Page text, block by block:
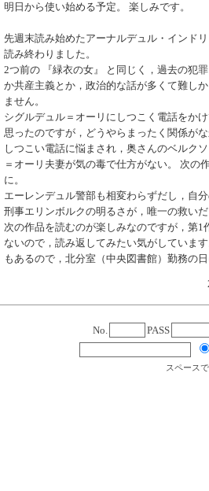
明日から使い始める予定。 楽しみです。
先週末読み始めたアーナルデュル・インド
読み終わりました。
2つ前の 『緑衣の女』 と同じく，過去の犯
か共産主義とか，政治的な話が多くて難し
ません。
シグルデュル＝オーリにしつこく電話をか
思ったのですが，どうやらまったく関係が
しつこい電話に悩まされ，奥さんのベルク
＝オーリ夫妻が気の毒で仕方がない。 次の
に。
エーレンデュル警部も相変わらずだし，自
刑事エリンボルクの明るさが，唯一の救いだ
次の作品を読むのが楽しみなのですが，第1
ないので，読み返してみたい気がしていま
もあるので，北分室（中央図書館）勤務の
No. PASS
スペース